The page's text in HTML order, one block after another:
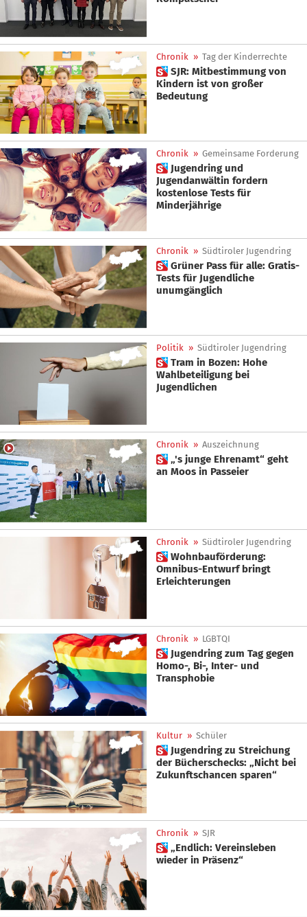
Chronik » Tag der Kinderrechte
 SJR: Mitbestimmung von
Kindern ist von großer
Bedeutung
Chronik » Gemeinsame Forderung
 Jugendring und
Jugendanwältin fordern
kostenlose Tests für
Minderjährige
Chronik » Südtiroler Jugendring
 Grüner Pass für alle: Gratis-
Tests für Jugendliche
unumgänglich
Politik » Südtiroler Jugendring
 Tram in Bozen: Hohe
Wahlbeteiligung bei
Jugendlichen
Chronik » Auszeichnung
 „'s junge Ehrenamt“ geht
an Moos in Passeier
Chronik » Südtiroler Jugendring
 Wohnbauförderung:
Omnibus-Entwurf bringt
Erleichterungen
Chronik » LGBTQI
 Jugendring zum Tag gegen
Homo-, Bi-, Inter- und
Transphobie
Kultur » Schüler
 Jugendring zu Streichung
der Bücherschecks: „Nicht bei
Zukunftschancen sparen“
Chronik » SJR
 „Endlich: Vereinsleben
wieder in Präsenz“